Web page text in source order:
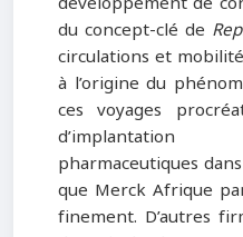
du concept-clé de
circulations et
à l’origine du
ces voyages
pharmaceutiques
que Merck Afrique
finement. D’autres